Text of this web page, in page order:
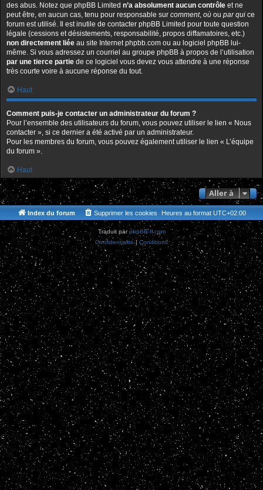
des abus. Notez que phpBB Limited n’a absolument aucun contrôle et ne
peut être, en aucun cas, tenu pour responsable sur comment, où ou par qui ce
forum est utilisé. Il est inutile de contacter phpBB Limited pour toute question
légale (cessions et désistements, responsabilité, propos diffamatoires, etc.)
non directement liée au site Internet phpbb.com ou au logiciel phpBB lui-
même. Si vous adressez un courriel au groupe phpBB à propos de l’utilisation
par une tierce partie de ce logiciel vous devez vous attendre à une réponse
très courte voire à aucune réponse du tout.
Haut
Comment puis-je contacter un administrateur du forum ?
Pour l’ensemble des utilisateurs du forum, vous pouvez utiliser le lien « Nous
contacter », si ce dernier a été activé par un administrateur.
Pour les membres du forum, vous pouvez également utiliser le lien « L’équipe
du forum ».
Haut
Aller à
Index du forum Heures au format UTC+02:00
Supprimer les cookies
Traduit parphpBB-fr.com
Confidentialité|Conditions